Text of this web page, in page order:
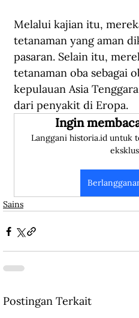
Melalui kajian itu,
tetanaman yang aman
pasaran. Selain itu,
tetanaman oba sebagai
kepulauan Asia
dari penyakit di Eropa.
Ingin
Langgani historia.id untuk
Sains
Postingan Terkait